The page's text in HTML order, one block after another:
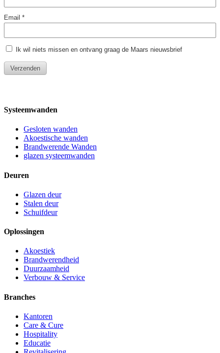
Systeemwanden
Gesloten wanden
Akoestische wanden
Brandwerende Wanden
glazen systeemwanden
Deuren
Glazen deur
Stalen deur
Schuifdeur
Oplossingen
Akoestiek
Brandwerendheid
Duurzaamheid
Verbouw & Service
Branches
Kantoren
Care & Cure
Hospitality
Educatie